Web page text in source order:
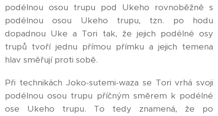
podélnou osou trupu pod Ukeho rovnoběžně s
podélnou osou Ukeho trupu, tzn. po hodu
dopadnou Uke a Tori tak, že jejich podélné osy
trupů tvoří jednu přímou přímku a jejich temena
hlav směřují proti sobě.
Při technikách Joko-sutemi-waza se Tori vrhá svoji
podélnou osou trupu příčným směrem k podélné
ose Ukeho trupu. To tedy znamená, že po